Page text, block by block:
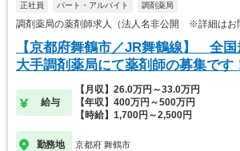
正社員 パート・アルバイト 調剤薬局
調剤薬局の薬剤師求人（法人名非公開 ※詳細はお
【京都府舞鶴市／JR舞鶴線】 全
大手調剤薬局にて薬剤師の募集です
給与
【月収】26.0万円～33.0万円
【年収】400万円～500万円
【時給】1,700円～2,500円
勤務地 京都府 舞鶴市